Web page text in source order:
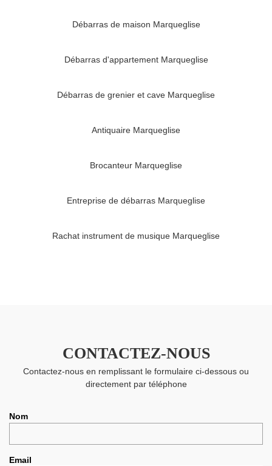
Débarras de maison Marqueglise
Débarras d'appartement Marqueglise
Débarras de grenier et cave Marqueglise
Antiquaire Marqueglise
Brocanteur Marqueglise
Entreprise de débarras Marqueglise
Rachat instrument de musique Marqueglise
CONTACTEZ-NOUS
Contactez-nous en remplissant le formulaire ci-dessous ou
directement par téléphone
Nom
Email